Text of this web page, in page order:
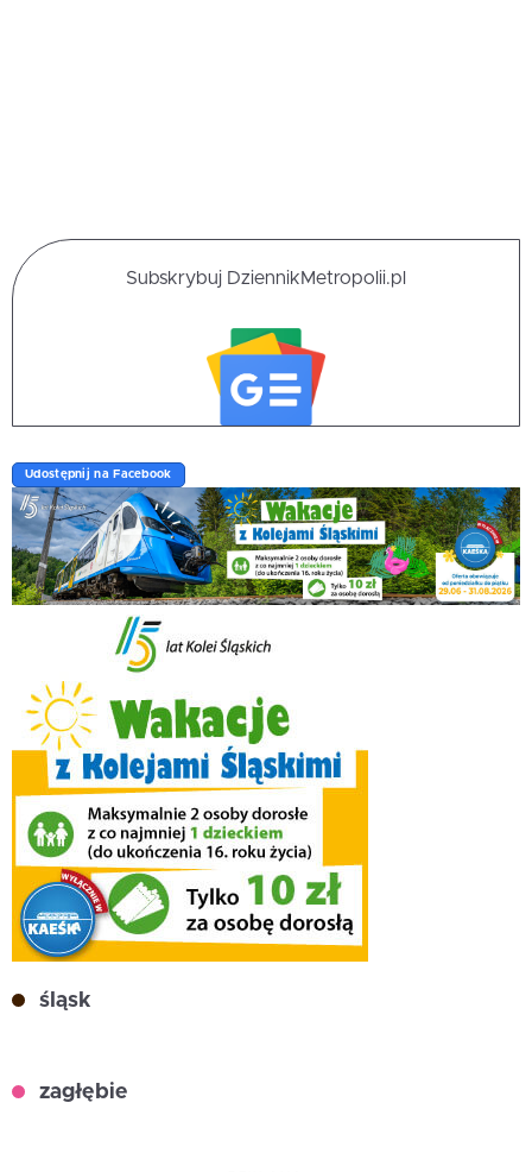
Subskrybuj DziennikMetropolii.pl
Udostępnij na Facebook
śląsk
zagłębie